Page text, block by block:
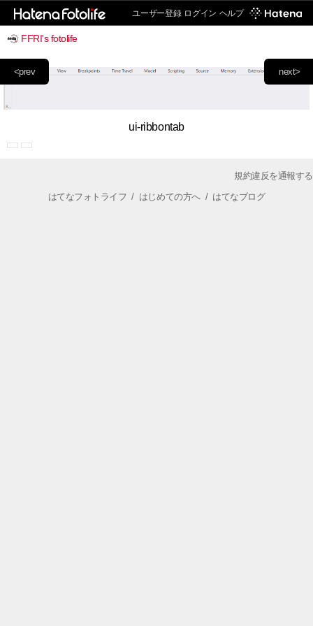
ユーザー登録 ログイン ヘルプ
FFRI's fotolife
next>
<prev
ui-ribbontab
規約違反を通報する
はてなフォトライフ / はじめての方へ/ はてなブログ